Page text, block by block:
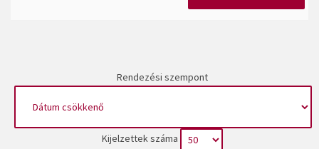
Rendezési szempont
Kijelzettek száma